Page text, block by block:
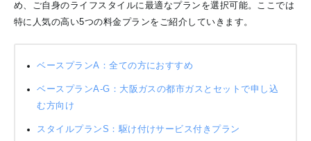
め、ご自身のライフスタイルに最適なプランを選択可能。ここでは
特に人気の高い5つの料金プランをご紹介していきます。
ベースプランA：全ての方におすすめ
ベースプランA-G：大阪ガスの都市ガスとセットで申し込
む方向け
スタイルプランS：駆け付けサービス付きプラン